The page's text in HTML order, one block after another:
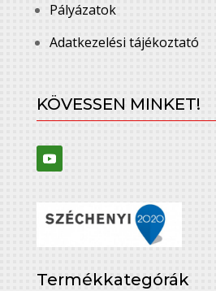
Pályázatok
Adatkezelési tájékoztató
KÖVESSEN MINKET!
Termékkategórák